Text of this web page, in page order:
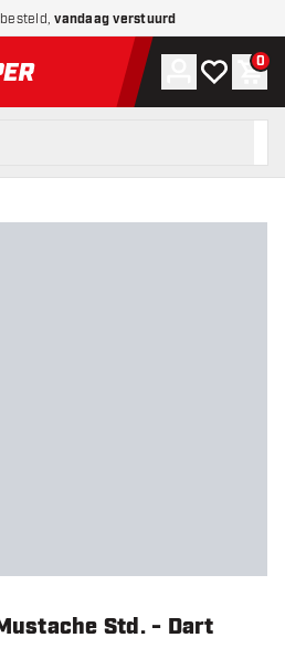
vandaag verstuurd
home pagina
Account
Mijn 0
Std. - Dart